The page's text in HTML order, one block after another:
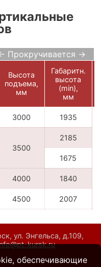
Прокручивается →
Высота
подъема,
мм
Габаритн.
высота
(min),
мм
3000 1935
3500
2185
1675
4000 1840
4500 2007
ул. Энгельса, д.109,
kursk.ru
обеспечивающие